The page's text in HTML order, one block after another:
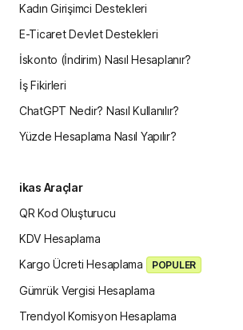
Kadın Girişimci Destekleri
E-Ticaret Devlet Destekleri
İskonto (İndirim) Nasıl Hesaplanır?
İş Fikirleri
ChatGPT Nedir? Nasıl Kullanılır?
Yüzde Hesaplama Nasıl Yapılır?
ikas Araçlar
QR Kod Oluşturucu
KDV Hesaplama
Kargo Ücreti Hesaplama
POPULER
Gümrük Vergisi Hesaplama
Trendyol Komisyon Hesaplama